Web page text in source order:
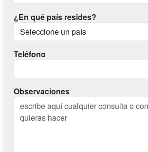
¿En qué país resides?
Teléfono
Observaciones